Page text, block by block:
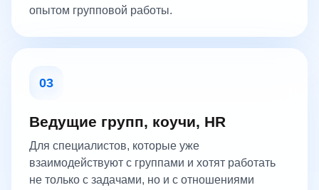
опытом групповой работы.
03
Ведущие групп, коучи, HR
Для специалистов, которые уже
взаимодействуют с группами и хотят работать
не только с задачами, но и с отношениями